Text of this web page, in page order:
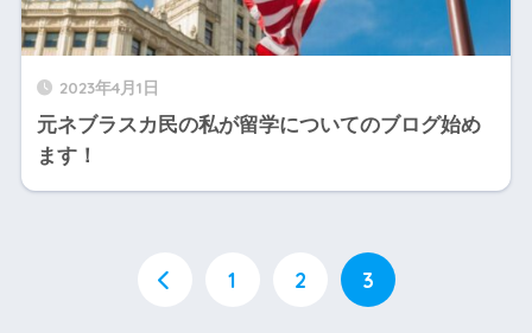
2023年4月1日
元ネブラスカ民の私が留学についてのブログ始め
ます！
1 2 3